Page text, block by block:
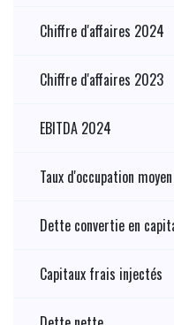
Chiffre d'affaires 2024
Chiffre d'affaires 2023
EBITDA 2024
Taux d'occupation
Dette convertie en
Capitaux frais injectés